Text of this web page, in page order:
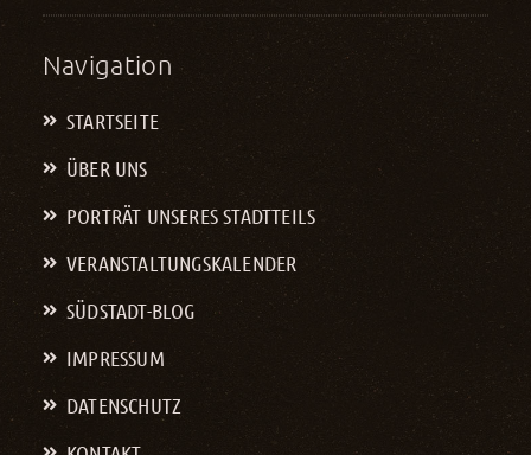
Navigation
STARTSEITE
ÜBER UNS
PORTRÄT UNSERES STADTTEILS
VERANSTALTUNGS­KALENDER
SÜDSTADT-BLOG
IMPRESSUM
DATENSCHUTZ